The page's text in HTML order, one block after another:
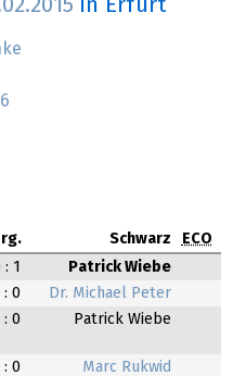
in Erfurt
Schwarz
ECO
: 1
Patrick Wiebe
: 0
Dr. Michael Peter
: 0 Patrick Wiebe
: 0
Marc Rukwid